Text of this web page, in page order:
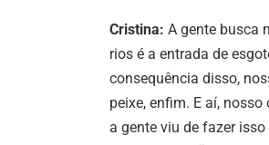
Cristina: A gente busca
rios é a entrada de
consequência disso,
peixe, enfim. E aí,
a gente viu de fazer